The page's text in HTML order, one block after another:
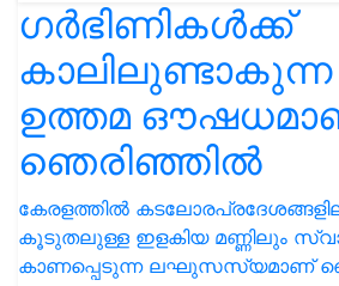
ഗർഭിണികൾക്ക്
കാലിലുണ്ടാകുന്ന
ഉത്തമ
ഞെരിഞ്ഞിൽ
കേരളത്തിൽ
കൂടുതലുള്ള ഇളകിയ മണ്ണിലും
കാണപ്പെടുന്ന ലഘുസസ്യമാണ്